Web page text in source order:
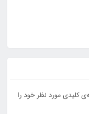
کلیدی مورد نظر خود را